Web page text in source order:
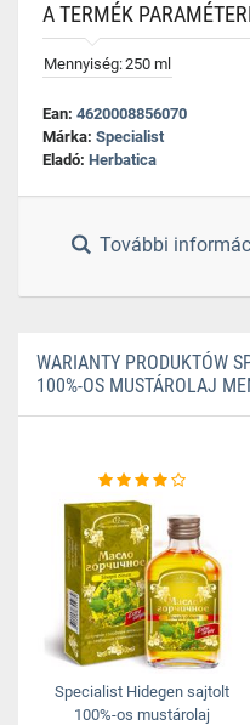
A TERMÉK
Mennyiség:250 ml
Ean: 4620008856070
Márka: Specialist
Eladó: Herbatica
További
WARIANTY PRODUKTÓW
100%-OS MUSTÁROLAJ
Specialist Hidegen sajtolt
100%-os mustárolaj